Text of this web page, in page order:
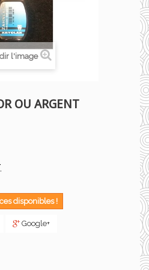
l'image
OU ARGENT
disponibles !
Google+